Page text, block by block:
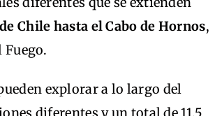
Chile hasta el Cabo de Hornos,
Fuego.
explorar a lo largo del